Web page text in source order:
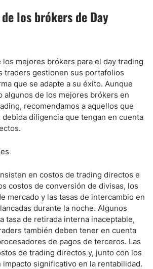
los brókers de Day
los mejores brókers para el day trading
traders gestionen sus portafolios
que se adapte a su éxito. Aunque
algunos de los mejores brókers en
recomendamos a aquellos que
diligencia que tengan en cuenta
en costos de trading directos e
costos de conversión de divisas, los
mercado y las tasas de intercambio en
durante la noche. Algunos
tasa de retirada interna inaceptable,
también deben tener en cuenta
de pagos de terceros. Las
de trading directos y, junto con los
impacto significativo en la rentabilidad.